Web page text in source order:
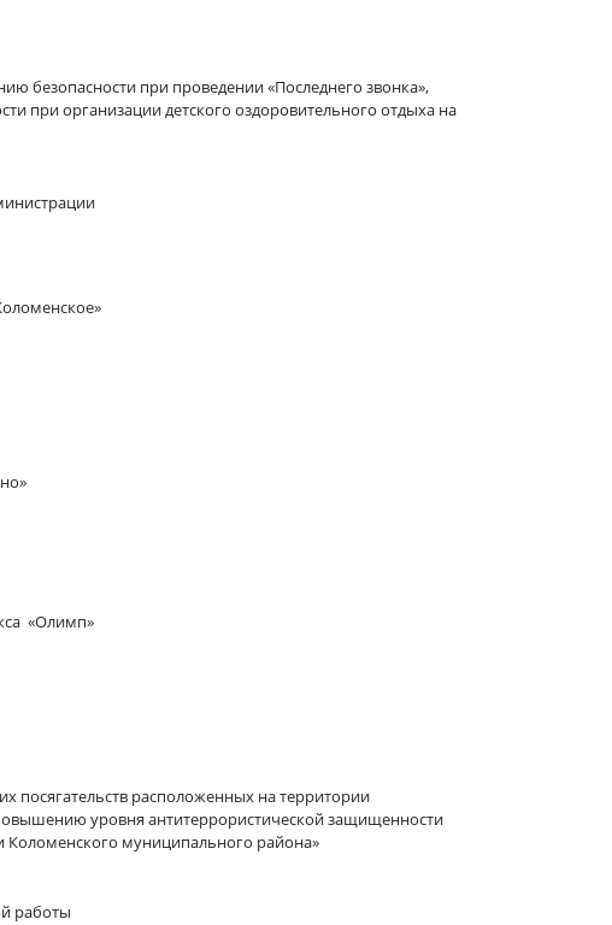
безопасности при проведении «Последнего звонка»,
при организации детского оздоровительного отдыха на
«Олимп»
расположенных на территории
уровня антитеррористической защищенности
Коломенского муниципального района»